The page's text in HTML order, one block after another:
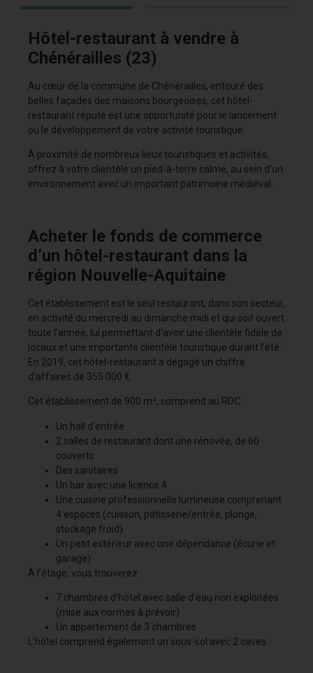
Hôtel-restaurant à vendre à
Chénérailles (23)
Au cœur de la commune de Chénérailles, entouré des
belles façades des maisons bourgeoises, cet hôtel-
restaurant réputé est une opportunité pour le lancement
ou le développement de votre activité touristique.
À proximité de nombreux lieux touristiques et activités,
offrez à votre clientèle un pied-à-terre calme, au sein d’un
environnement avec un important patrimoine médiéval.
Acheter le fonds de commerce
d’un hôtel-restaurant dans la
région Nouvelle-Aquitaine
Cet établissement est le seul restaurant, dans son secteur,
en activité du mercredi au dimanche midi et qui soit ouvert
toute l’année, lui permettant d’avoir une clientèle fidèle de
locaux et une importante clientèle touristique durant l’été.
En 2019, cet hôtel-restaurant a dégagé un chiffre
d’affaires de 355 000 €.
Cet établissement de 900 m², comprend au RDC :
Un hall d’entrée
2 salles de restaurant dont une rénovée, de 60
couverts
Des sanitaires
Un bar avec une licence 4
Une cuisine professionnelle lumineuse comprenant
4 espaces (cuisson, pâtisserie/entrée, plonge,
stockage froid)
Un petit extérieur avec une dépendance (écurie et
garage)
À l’étage, vous trouverez :
7 chambres d’hôtel avec salle d’eau non exploitées
(mise aux normes à prévoir)
Un appartement de 3 chambres
L’hôtel comprend également un sous-sol avec 2 caves.